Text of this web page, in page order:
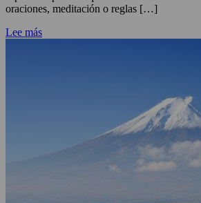
oraciones, meditación o reglas […]
Lee más